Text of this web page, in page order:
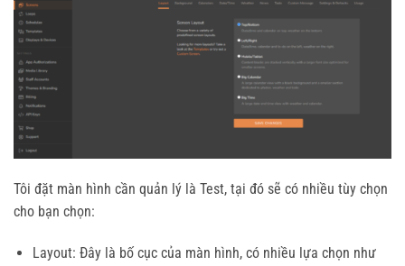
Tôi đặt màn hình cần quản lý là Test, tại đó sẽ có nhiều tùy chọn
cho bạn chọn:
Layout: Đây là bố cục của màn hình, có nhiều lựa chọn như